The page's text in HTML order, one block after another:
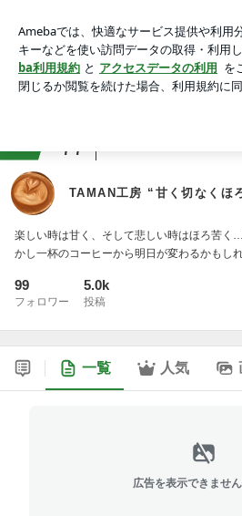
アプリをダウンロードして ブログの更新
ょう。
77
TAMAN工房 “甘く切なくほ
楽しい時は甘く、そして悲しい時はほろ苦く
かし一杯のコーヒーから明日が変わるかもしれ
99
フォロワー
5.0k
投稿
一覧 人気
広告を表示できませ